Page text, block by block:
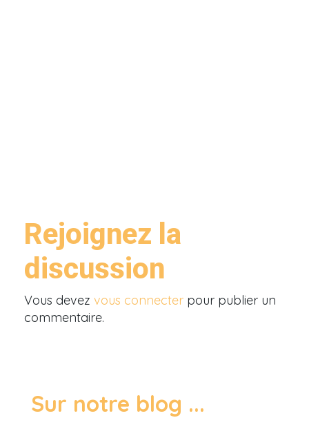
Rejoignez la
discussion
Vous devez vous connecter pour publier un
commentaire.
Sur notre blog ...